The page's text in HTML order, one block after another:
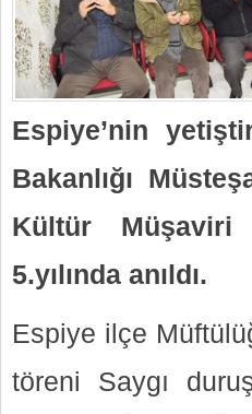
Espiye’nin
Bakanlığı
Kültür Müşaviri
5.yılında anıldı.
Espiye ilçe
töreni Saygı